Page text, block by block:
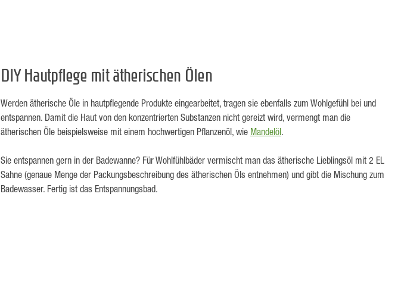
DIY Hautpflege mit ätherischen Ölen
Werden ätherische Öle in hautpflegende Produkte eingearbeitet, tragen sie ebenfalls zum Wohlgefühl bei und
entspannen. Damit die Haut von den konzentrierten Substanzen nicht gereizt wird, vermengt man die
ätherischen Öle beispielsweise mit einem hochwertigen Pflanzenöl, wie Mandelöl.
Sie entspannen gern in der Badewanne? Für Wohlfühlbäder vermischt man das ätherische Lieblingsöl mit 2 EL
Sahne (genaue Menge der Packungsbeschreibung des ätherischen Öls entnehmen) und gibt die Mischung zum
Badewasser. Fertig ist das Entspannungsbad.